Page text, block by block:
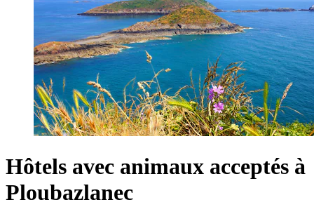
Hôtels avec animaux acceptés à
Ploubazlanec